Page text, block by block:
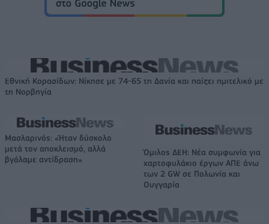
Εθνική Κορασίδων: Νίκησε με 74-65 τη Δανία και παίζει ημιτελικό με
τη Νορβηγία
Μασλαρινός: «Ήταν δύσκολο
μετά τον αποκλεισμό, αλλά
βγάλαμε αντίδραση»
Όμιλος ΔΕΗ: Νέα συμφωνία για
χαρτοφυλάκιο έργων ΑΠΕ άνω
των 2 GW σε Πολωνία και
Ουγγαρία